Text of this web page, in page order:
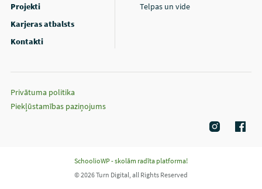
Projekti
Karjeras atbalsts
Kontakti
Telpas un vide
Privātuma politika
Piekļūstamības paziņojums
SchoolioWP - skolām radīta platforma!
© 2026 Turn Digital, all Rights Reserved